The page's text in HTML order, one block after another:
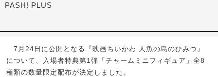
PASH! PLUS
7月24日に公開となる『映画ちいかわ 人魚の島のひみつ』
について、入場者特典第1弾「チャームミニフィギュア」全8
種類の数量限定配布が決定しました。